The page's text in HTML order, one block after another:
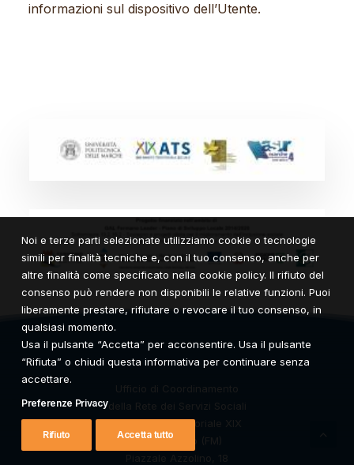
informazioni sul dispositivo dell’Utente.
della Rete dei Servizi Sociali
dell’Ambito Territoriale XIX
63900 Fermo (FM)
Noi e terze parti selezionate utilizziamo cookie o tecnologie
simili per finalità tecniche e, con il tuo consenso, anche per
altre finalità come specificato nella cookie policy. Il rifiuto del
consenso può rendere non disponibili le relative funzioni. Puoi
liberamente prestare, rifiutare o revocare il tuo consenso, in
qualsiasi momento.
Usa il pulsante “Accetta” per acconsentire. Usa il pulsante
“Rifiuta” o chiudi questa informativa per continuare senza
accettare.
Preferenze Privacy
Rifiuto Accetta tutto